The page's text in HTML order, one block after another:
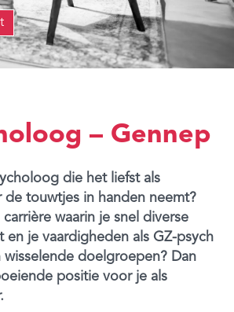
– Gennep
die het liefst als
de touwtjes in handen neemt?
waarin je snel diverse
en je vaardigheden als GZ-psych
doelgroepen? Dan
positie voor je als